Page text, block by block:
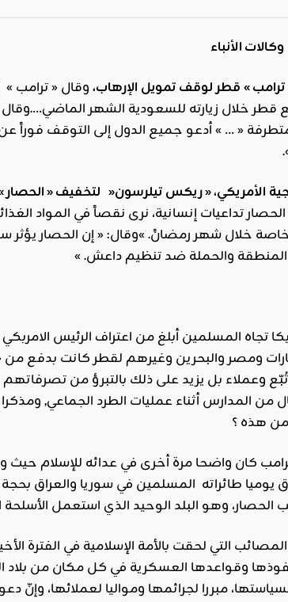
وكالات الأنباء
ترامب » قطر لوقفتمويل الإرهاب،وقال « ترامب »
قطر خلال زيارته للسعودية الشهر
« … » أدعو جميع الدول إلى التوقف
الأمريكي،«ريكستيلرسون« لتخفيف«الحصار
تداعيات إنسانية، نرى نقصاً في المواد
خلال شهر رمضانً. »وقال: « إن الحصار يؤثر
المنطقة والحملة ضد تنظيم داعش. »
المسلمين أبلغ من اعتراف الرئيس الامربكي
ومصر والبحرين وغيرهم لقطر كانت بدفع من
وعملاء بل يزيد على ذلك بالتبرؤ من تصرفاتهم
المدارس أثناء عمليات الطرد الجماعي,
هذه ؟
كان واضحا مرة أخرى في عدائه للإسلام حيث
يوميا طائراته المسلمين في سوريا والعراق
وهو البلد الوحيد الذي استعمل الأسلحة
التي لحقت بالأمة الإسلامية في الفترة
وقواعدها العسكرية في كل مكان من
مبررا لجرائمها ومواليا لعملائها، وإنّ